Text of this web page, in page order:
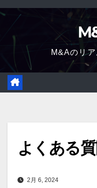
Skip
content
M&Aのリ
よくある
2月 6, 2024